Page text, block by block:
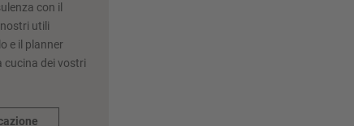
con il
utili
e il planner
cucina dei vostri